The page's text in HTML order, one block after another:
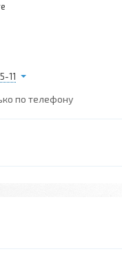
11
по телефону